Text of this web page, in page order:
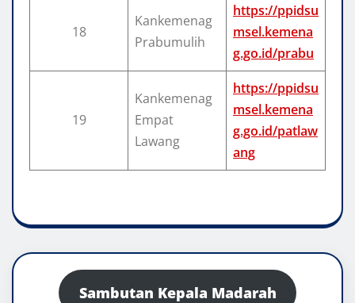
18
Kankemenag
Prabumulih
https://ppidsu
msel.kemena
g.go.id/prabu
19
Kankemenag
Empat
Lawang
https://ppidsu
msel.kemena
g.go.id/patlaw
ang
Sambutan Kepala Madarah